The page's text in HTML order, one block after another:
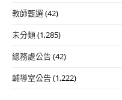
教師甄選(42)
未分類(1,285)
總務處公告(42)
輔導室公告(1,222)